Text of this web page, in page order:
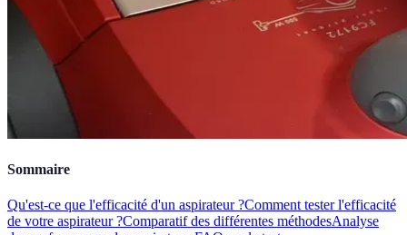
Sommaire
Qu'est-ce que l'efficacité d'un aspirateur ?Comment tester l'efficacité
de votre aspirateur ?Comparatif des différentes méthodesAnalyse